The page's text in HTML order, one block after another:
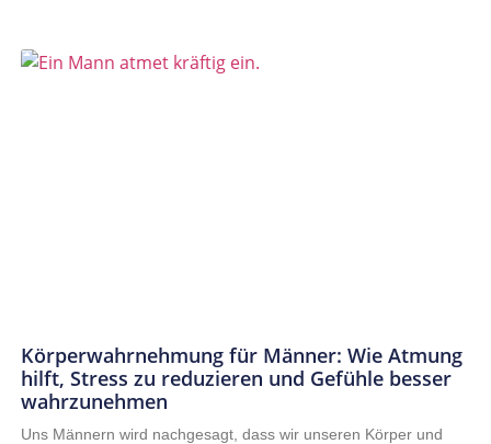
Körperwahrnehmung für Männer: Wie Atmung
hilft, Stress zu reduzieren und Gefühle besser
wahrzunehmen
Uns Männern wird nachgesagt, dass wir unseren Körper und